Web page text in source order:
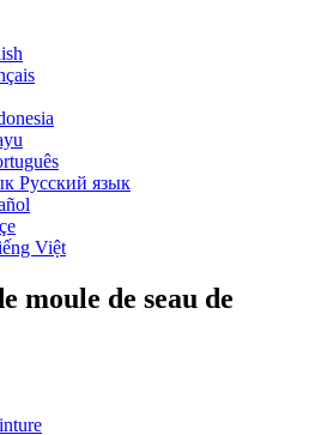
Русский язык
Việt
moule de seau de